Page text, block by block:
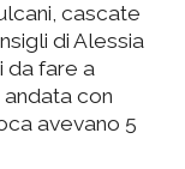
cascate
di Alessia
da fare a
andata con
avevano 5